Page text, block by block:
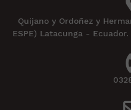
Quijano y Ordoñez y
ESPE) Latacunga -